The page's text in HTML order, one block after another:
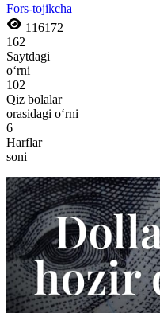
Fors-tojikcha
116172
162
Saytdagi
o‘rni
102
Qiz bolalar
orasidagi o‘rni
6
Harflar
soni